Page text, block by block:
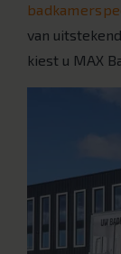
van
kiest u MAX